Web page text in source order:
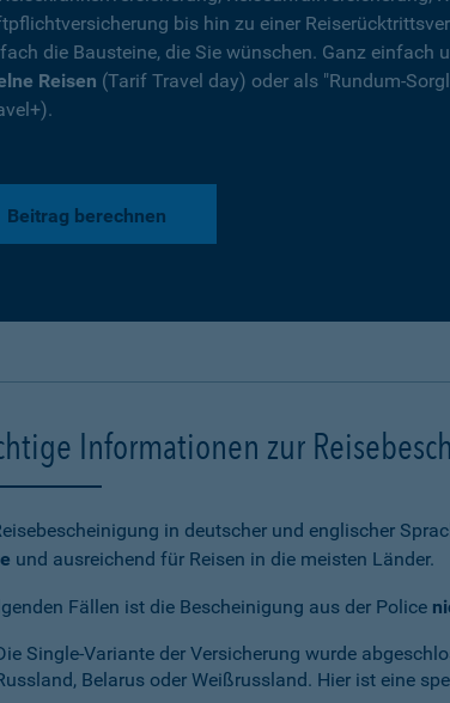
bis hin zu einer
die Bausteine, die Sie wünschen. Ganz einfach
Reisen (Tarif Travel day) oder als "Rundum-
Beitrag berechnen
Informationen zur
in deutscher und englischer
und ausreichend für Reisen in die meisten Länder.
Fällen ist die Bescheinigung aus der Police
Single-Variante der Versicherung wurde
Belarus oder Weißrussland. Hier ist eine